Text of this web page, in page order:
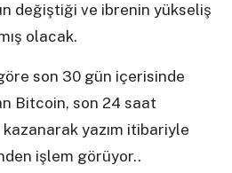
değiştiği ve ibrenin yükseliş
olacak.
son 30 gün içerisinde
Bitcoin, son 24 saat
yazım itibariyle
işlem görüyor..